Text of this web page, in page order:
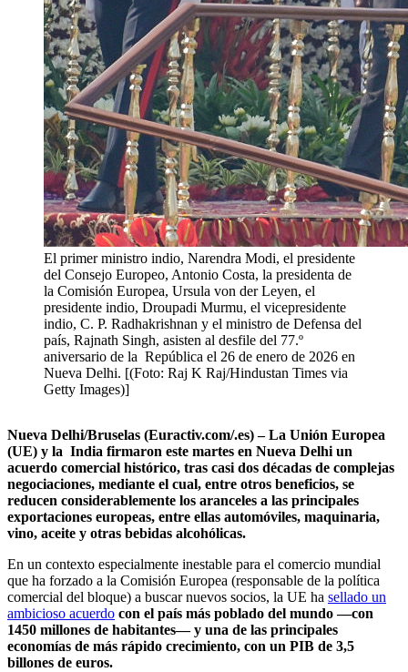
El primer ministro indio, Narendra Modi, el presidente
del Consejo Europeo, Antonio Costa, la presidenta de
la Comisión Europea, Ursula von der Leyen, el
presidente indio, Droupadi Murmu, el vicepresidente
indio, C. P. Radhakrishnan y el ministro de Defensa del
país, Rajnath Singh, asisten al desfile del 77.º
aniversario de la República el 26 de enero de 2026 en
Nueva Delhi. [(Foto: Raj K Raj/Hindustan Times via
Getty Images)]
Nueva Delhi/Bruselas (Euractiv.com/.es) – La Unión Europea
(UE) y la India firmaron este martes en Nueva Delhi un
acuerdo comercial histórico, tras casi dos décadas de complejas
negociaciones, mediante el cual, entre otros beneficios, se
reducen considerablemente los aranceles a las principales
exportaciones europeas, entre ellas automóviles, maquinaria,
vino, aceite y otras bebidas alcohólicas.
En un contexto especialmente inestable para el comercio mundial
que ha forzado a la Comisión Europea (responsable de la política
comercial del bloque) a buscar nuevos socios, la UE ha sellado un
ambicioso acuerdo con el país más poblado del mundo —con
1450 millones de habitantes— y una de las principales
economías de más rápido crecimiento, con un PIB de 3,5
billones de euros.